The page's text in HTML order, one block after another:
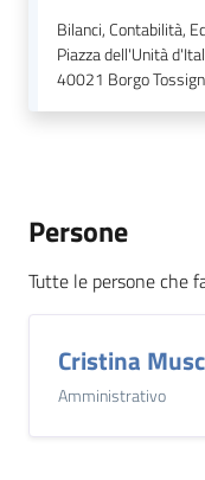
Bilanci, Contabilità,
Piazza dell'Unità
40021 Borgo
Persone
Tutte le persone che
Cristina
Amministrativo